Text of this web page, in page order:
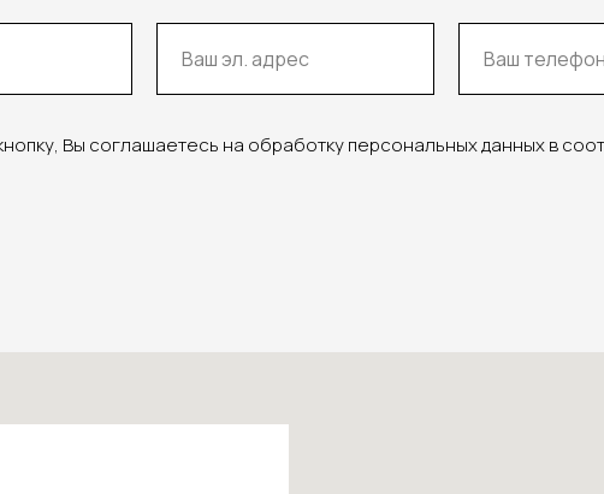
Вы соглашаетесь на обработку персональных данных в